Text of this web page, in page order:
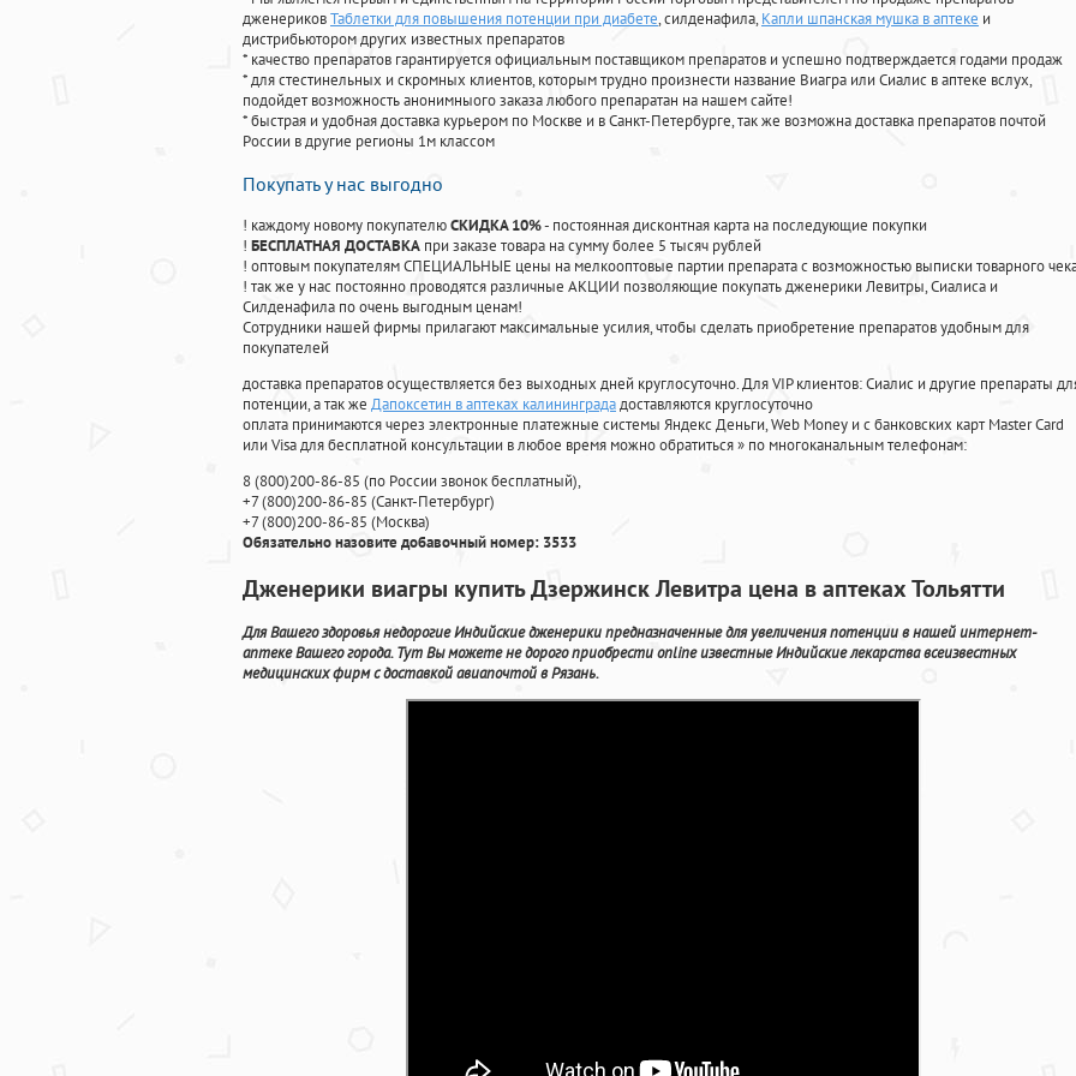
дженериковТаблетки для повышения потенции при диабете, силденафила, Капли шпанская мушка в аптеке и
дистрибьютором других известных препаратов
* качество препаратов гарантируется официальным поставщиком препаратов и успешно подтверждается годами продаж
* для стестинельных и скромных клиентов, которым трудно произнести название Виагра или Сиалис в аптеке вслух,
подойдет возможность анонимныого заказа любого препаратан на нашем сайте!
* быстрая и удобная доставка курьером по Москве и в Санкт-Петербурге, так же возможна доставка препаратов почтой
России в другие регионы 1м классом
Покупать у нас выгодно
! каждому новому покупателюСКИДКА 10%- постоянная дисконтная карта на последующие покупки
! БЕСПЛАТНАЯ ДОСТАВКА при заказе товара на сумму более 5 тысяч рублей
! оптовым покупателям СПЕЦИАЛЬНЫЕ цены на мелкооптовые партии препарата с возможностью выписки товарного
! так же у нас постоянно проводятся различные АКЦИИ позволяющие покупать дженерики Левитры, Сиалиса и
Силденафила по очень выгодным ценам!
Cотрудники нашей фирмы прилагают максимальные усилия, чтобы сделать приобретение препаратов удобным для
покупателей
доставка препаратов осуществляется без выходных дней круглосуточно. Для VIP клиентов: Сиалис и другие препараты
потенции, а так же Дапоксетин в аптеках калининградадоставляются круглосуточно
оплата принимаются через электронные платежные системы Яндекс Деньги, Web Money и с банковских карт Master Card
или Visa для бесплатной консультации в любое время можно обратиться» по многоканальным телефонам:
8(800)200-86-85 (по России звонок бесплатный),
+7(800)200-86-85 (Санкт-Петербург)
+7(800)200-86-85 (Москва)
Обязательно назовите добавочный номер: 3533
Дженерики виагры купить Дзержинск Левитра цена в аптеках Тольятти
Для Вашего здоровья недорогие Индийские дженерики предназначенные для увеличения потенции в нашей интернет-
аптеке Вашего города. Тут Вы можете не дорого приобрести online известные Индийские лекарства всеизвестных
медицинских фирм с доставкой авиапочтой в Рязань.